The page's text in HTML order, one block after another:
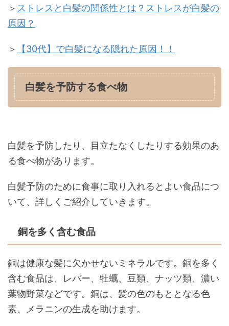
＞ ストレスと白髪の関係性とは？ストレスが白髪の
原因？
＞ 【30代】で白髪になる隠れた原因！！
白髪を予防する食べ物
白髪を予防したり、目立たなくしたりする効果のあ
る食べ物があります。
白髪予防のために食事に取り入れるとよい食品につ
いて、詳しくご紹介していきます。
銅を多く含む食品
銅は健康な髪に欠かせないミネラルです。銅を多く
含む食品は、レバー、牡蠣、豆類、ナッツ類、濃い
葉物野菜などです。銅は、髪の色のもととなる色
素、メラニンの生成を助けます。